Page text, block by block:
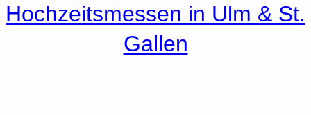
Hochzeitsmessen in Ulm & St.
Gallen